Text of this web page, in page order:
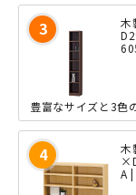
木
木
A